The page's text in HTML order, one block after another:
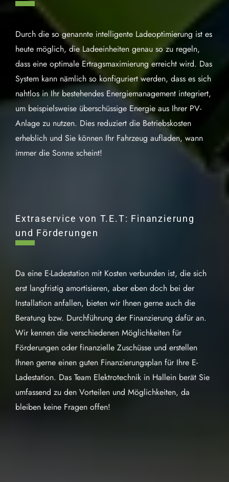
Durch die so genannte intelligente Ladeoptimierung ist es
heute möglich, die Ladeeinheiten genau so zu regeln,
dass eine optimale Ertragsmaximierung erreicht wird. Das
System kann nämlich so konfiguriert werden, dass es sich
nahtlos in Ihr bestehendes Energiemanagement integriert,
um beispielsweise überschüssige Energie aus Ihrer PV-
Anlage zu nutzen. Dies reduziert die Betriebskosten
erheblich und Sie können Ihr Fahrzeug aufladen, wann
immer die Sonne scheint!
Extraservice von T.E.T: Finanzierung
und Förderungen
Da eine E-Ladestation mit Kosten verbunden ist, die sich
erst langfristig amortisieren, aber eben doch bei der
Installation anfallen, bieten wir Ihnen gerne auch die
Beratung bzw. Durchführung der Finanzierung dafür an.
Wir kennen die verschiedenen Möglichkeiten für
Förderungen oder finanzielle Zuschüsse und erstellen
Ihnen gerne einen guten Finanzierungsplan für Ihre E-
Ladestation. Das Team Elektrotechnik in Hallein berät Sie
umfassend zu den Vorteilen und Möglichkeiten, da
bleiben keine Fragen offen!